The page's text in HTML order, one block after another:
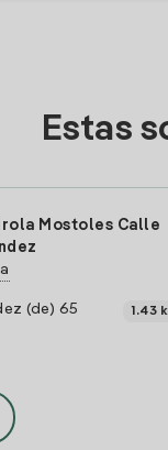
Estas
Mostoles Calle
(de) 65
1.43